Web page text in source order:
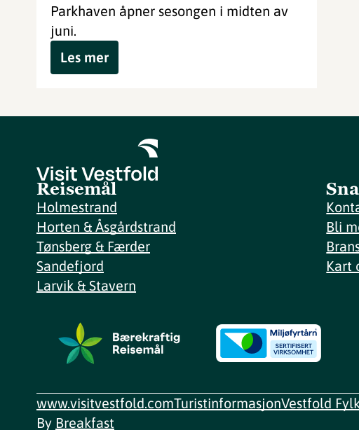
Parkhaven åpner sesongen i midten av
juni.
Les mer
Reisemål
Holmestrand
Horten & Åsgårdstrand
Tønsberg & Færder
Sandefjord
Larvik & Stavern
Bli
Kart
www.visitvestfold.comTuristinformasjonVestfold
By Breakfast